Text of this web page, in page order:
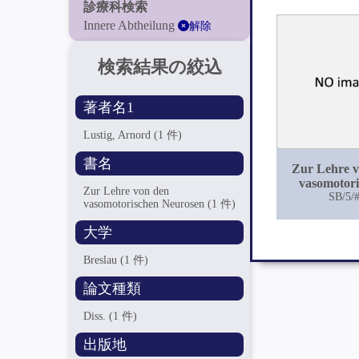
診療科検索
Innere Abtheilung
解除
検索結果の絞込
著者名1
Lustig, Arnord(1 件)
書名
Zur Lehre von den
vasomotorischen Neurosen(1 件)
大学
Breslau(1 件)
論文種類
Diss.(1 件)
出版地
Zur Lehre
SB/5/#